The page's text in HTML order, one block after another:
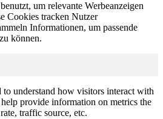
um relevante Werbeanzeigen
Cookies tracken Nutzer
Informationen, um passende
können.
to understand how visitors interact with
provide information on metrics the
traffic source, etc.